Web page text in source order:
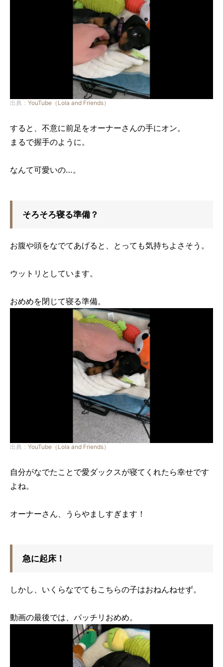
出典： YouTube（Lola and Friends）
すると、不意に前足をオーナーさんの手にオン。
まるで握手のように。
なんて可愛いの…。
そろそろ寝る準備？
お腹や頭をなでてあげると、とっても気持ちよさそう。
ウットリとしています。
おめめを閉じて寝る準備。
出典： YouTube（Lola and Friends）
自分がなでたことで愛ダックスが寝てくれたら幸せです
よね。
オーナーさん、うらやましすぎます！
急に起床！
しかし、いくらなでてもこちらの子はおねんねせず。
動画の最後では、パッチリおめめ。